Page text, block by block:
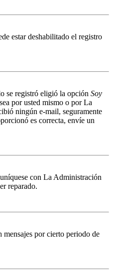
estar deshabilitado el registro
se registró eligió la opción Soy
por usted mismo o por La
ningún e-mail, seguramente
es correcta, envíe un
con La Administración
reparado.
por cierto periodo de